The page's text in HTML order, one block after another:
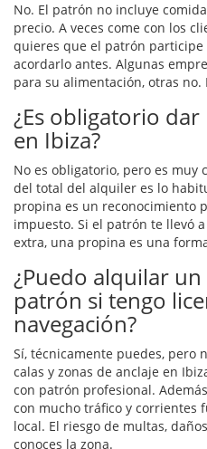
No. El patrón no incluye
precio. A veces come con los
quieres que el patrón participe
acordarlo antes. Algunas
para su alimentación, otras no.
¿Es obligatorio
en Ibiza?
No es obligatorio, pero es muy
del total del alquiler es lo
propina es un reconocimiento
impuesto. Si el patrón te llevó
extra, una propina es una
¿Puedo alquilar
patrón si tengo
navegación?
Sí, técnicamente puedes, pero
calas y zonas de anclaje en
con patrón profesional.
con mucho tráfico y corrientes
local. El riesgo de multas,
conoces la zona.